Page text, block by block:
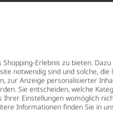
Erlebnis zu bieten. Dazu
notwendig sind und solche, die
zur Anzeige personalisierter
Sie entscheiden, welche
Ihrer Einstellungen womöglich
Informationen finden Sie in